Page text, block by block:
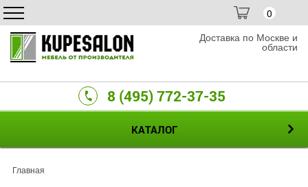
0
Доставка по Москве и
области
8 (495) 772-37-35
КАТАЛОГ
Главная